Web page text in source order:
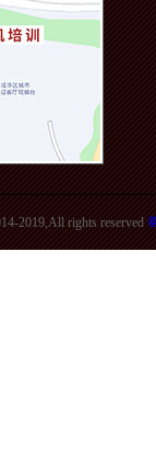
2019,All rights reserved